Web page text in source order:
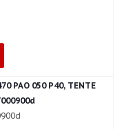
РАО 050 Р40, TENTE